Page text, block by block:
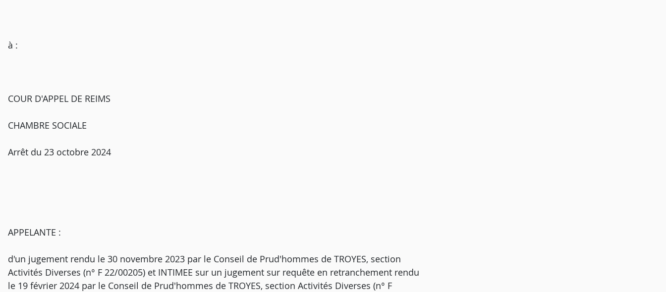
à :
COUR D'APPEL DE REIMS
CHAMBRE SOCIALE
Arrêt du 23 octobre 2024
APPELANTE :
d'un jugement rendu le 30 novembre 2023 par le Conseil de Prud'hommes de TROYES, section
Activités Diverses (n° F 22/00205) et INTIMEE sur un jugement sur requête en retranchement rendu
le 19 février 2024 par le Conseil de Prud'hommes de TROYES, section Activités Diverses (n° F